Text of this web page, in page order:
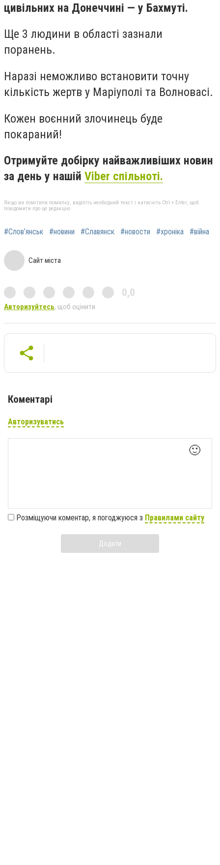
цивільних на Донеччині — у Бахмуті.
Ще 3 людини в області зазнали
поранень.
Наразі неможливо встановити точну
кількість жертв у Маріуполі та Волновасі.
Кожен воєнний злочинець буде
покараний!
Отримуйте добірку найважливіших новин
за день у нашій Viber спільноті.
Якщо ви помітили помилку, виділіть необхідний текст і натисніть Ctrl + Enter, щоб
повідомити про це редакцію
#Слов’янськ #новини #Славянск #новости #хроніка #війна
Сайт міста
0,0
Авторизуйтесь, щоб оцінити
Коментарі
Авторизуватись
🙂
Розміщуючи коментар, я погоджуюся з Правилами сайту
Додати